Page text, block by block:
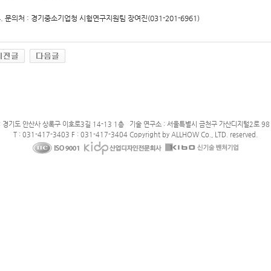
문의처 : 경기중소기업청 시험연구지원팀 장여진(031-201-6961)
기도 안산사 상록구 이호로3길 14-13 1층 기술 연구소 : 서울특별시 금천구 가산디지털2로
T : 031-417-3403 F : 031-417-3404 Copyright by ALLHOW Co., LTD. reserved.